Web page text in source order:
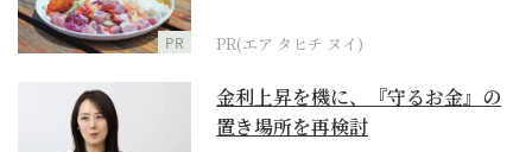
PR PR(エア タヒチ ヌイ)
金利上昇を機に、『守るお金』の
置き場所を再検討